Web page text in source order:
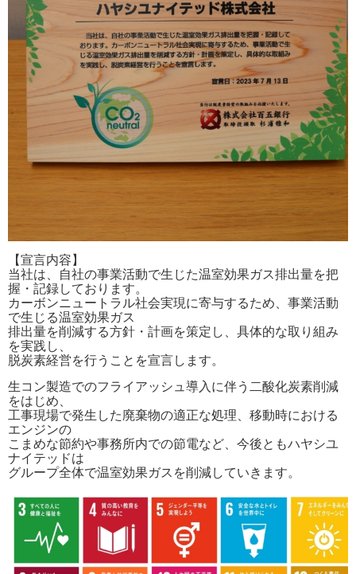
【宣言内容】
当社は、自社の事業活動で生じた温室効果ガス排出量を把
握・記録しております。
カーボンニュートラル社会実現に寄与するため、事業活動
で生じる温室効果ガス
排出量を削減する方針・計画を策定し、具体的な取り組み
を実践し、
脱炭素経営を行うことを宣言します。
生コン製造でのフライアッシュ導入に伴う二酸化炭素削減
をはじめ、
工事現場で発生した廃棄物の適正な処理、移動時における
エンジンの
こまめな節約や事務所内での節電など、今後ともハヤシユ
ナイテッドは
グループ全体で温室効果ガスを削減していきます。